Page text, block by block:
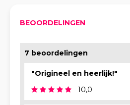
BEOORDELINGEN
7 beoordelingen
"Origineel en heerlijk!"
10,0